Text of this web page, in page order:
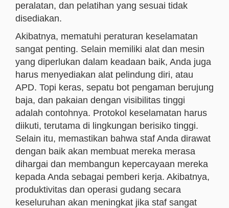
peralatan, dan pelatihan yang sesuai tidak
disediakan.
Akibatnya, mematuhi peraturan keselamatan
sangat penting. Selain memiliki alat dan mesin
yang diperlukan dalam keadaan baik, Anda juga
harus menyediakan alat pelindung diri, atau
APD. Topi keras, sepatu bot pengaman berujung
baja, dan pakaian dengan visibilitas tinggi
adalah contohnya. Protokol keselamatan harus
diikuti, terutama di lingkungan berisiko tinggi.
Selain itu, memastikan bahwa staf Anda dirawat
dengan baik akan membuat mereka merasa
dihargai dan membangun kepercayaan mereka
kepada Anda sebagai pemberi kerja. Akibatnya,
produktivitas dan operasi gudang secara
keseluruhan akan meningkat jika staf sangat